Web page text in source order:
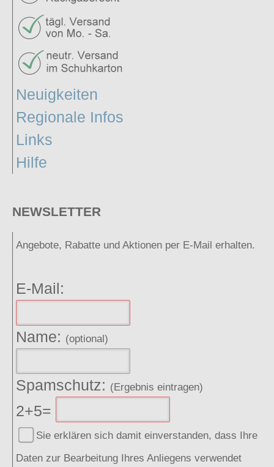
Neuigkeiten
Regionale Infos
Links
Hilfe
NEWSLETTER
Angebote, Rabatte und Aktionen per E-Mail erhalten.
E-Mail:
Name: (optional)
Spamschutz: (Ergebnis eintragen)
2+5=
Sie erklären sich damit einverstanden, dass Ihre
Daten zur Bearbeitung Ihres Anliegens verwendet